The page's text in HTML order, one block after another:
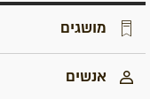
מושגים
אנשים